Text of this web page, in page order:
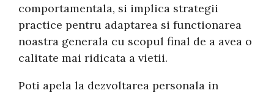
comportamentala, si implica strategii
practice pentru adaptarea si functionarea
noastra generala cu scopul final de a avea o
calitate mai ridicata a vietii.
Poti apela la dezvoltarea personala in